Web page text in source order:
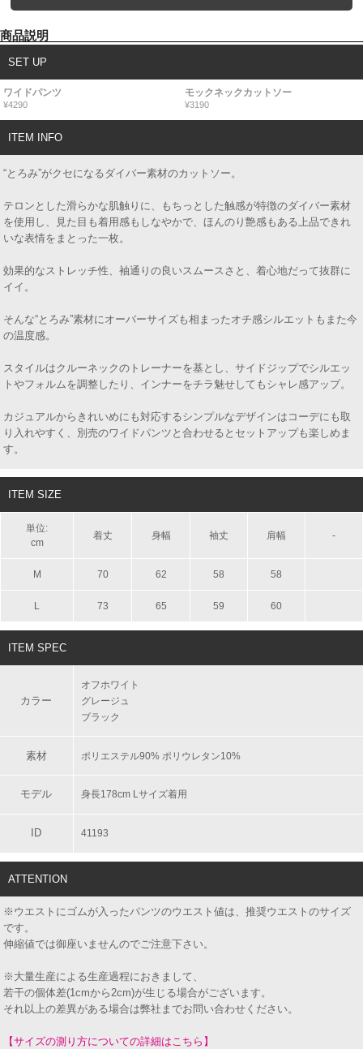
商品説明
SET UP
ワイドパンツ
¥4290
モックネックカットソー
¥3190
ITEM INFO
“とろみ”がクセになるダイバー素材のカットソー。
テロンとした滑らかな肌触りに、もちっとした触感が特徴のダイバー素材
を使用し、見た目も着用感もしなやかで、ほんのり艶感もある上品できれ
いな表情をまとった一枚。
効果的なストレッチ性、袖通りの良いスムースさと、着心地だって抜群に
イイ。
そんな“とろみ”素材にオーバーサイズも相まったオチ感シルエットもまた今
の温度感。
スタイルはクルーネックのトレーナーを基とし、サイドジップでシルエッ
トやフォルムを調整したり、インナーをチラ魅せしてもシャレ感アップ。
カジュアルからきれいめにも対応するシンプルなデザインはコーデにも取
り入れやすく、別売のワイドパンツと合わせるとセットアップも楽しめま
す。
ITEM SIZE
単位:
cm
着丈 身幅 袖丈 肩幅 -
M 70 62 58 58
L 73 65 59 60
ITEM SPEC
カラー
オフホワイト
グレージュ
ブラック
素材 ポリエステル90% ポリウレタン10%
モデル 身長178cm Lサイズ着用
ID 41193
ATTENTION
※ウエストにゴムが入ったパンツのウエスト値は、推奨ウエストのサイズ
です。
伸縮値では御座いませんのでご注意下さい。
※大量生産による生産過程におきまして、
若干の個体差(1cmから2cm)が生じる場合がございます。
それ以上の差異がある場合は弊社までお問い合わせください。
【サイズの測り方についての詳細はこちら】